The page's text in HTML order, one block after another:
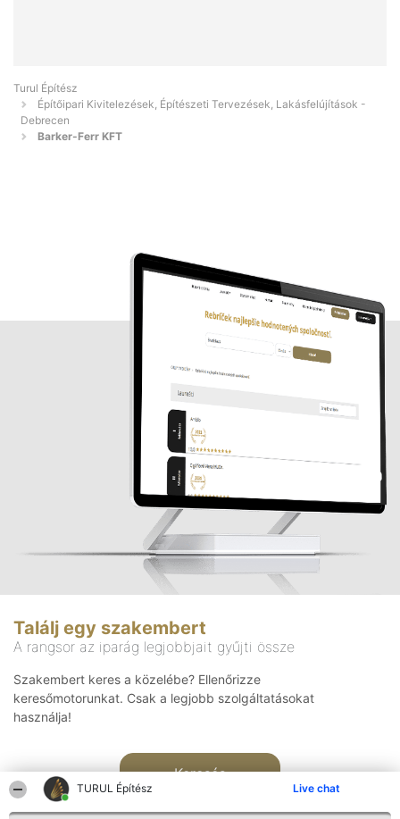
TURUL Építész Live chat
Turul Építész
Építőipari Kivitelezések, Építészeti Tervezések, Lakásfelújítások -
Debrecen
Barker-Ferr KFT
Találj egy szakembert
A rangsor az iparág legjobbjait gyűjti össze
Szakembert keres a közelébe? Ellenőrizze
keresőmotorunkat. Csak a legjobb szolgáltatásokat
használja!
Keresés